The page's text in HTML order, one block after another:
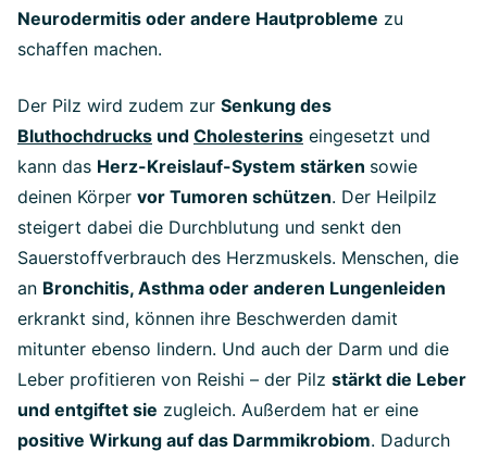
Neurodermitis oder andere Hautprobleme zu
schaffen machen.
Der Pilz wird zudem zur Senkung des
Bluthochdrucks und Cholesterins eingesetzt und
kann das Herz-Kreislauf-System stärken sowie
deinen Körper vor Tumoren schützen. Der Heilpilz
steigert dabei die Durchblutung und senkt den
Sauerstoffverbrauch des Herzmuskels. Menschen, die
an Bronchitis, Asthma oder anderen Lungenleiden
erkrankt sind, können ihre Beschwerden damit
mitunter ebenso lindern. Und auch der Darm und die
Leber profitieren von Reishi – der Pilz stärkt die Leber
und entgiftet sie zugleich. Außerdem hat er eine
positive Wirkung auf das Darmmikrobiom. Dadurch